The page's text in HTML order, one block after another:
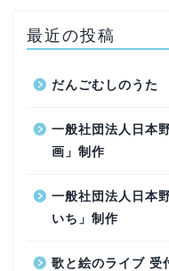
最近の投稿
だんごむしのうた
一般社団法人日本
画」制作
一般社団法人日本
いち」制作
歌と絵のライブ 受